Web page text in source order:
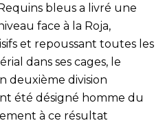
bleus a livré une
face à la Roja,
et repoussant toutes les
dans ses cages, le
deuxième division
été désigné homme du
à ce résultat